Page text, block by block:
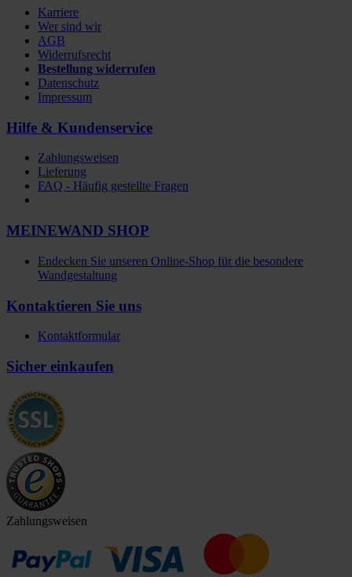
Karriere
Wer sind wir
AGB
Widerrufsrecht
Bestellung widerrufen
Datenschutz
Impressum
Hilfe & Kundenservice
Zahlungsweisen
Lieferung
FAQ - Häufig gestellte Fragen
MEINEWAND SHOP
Endecken Sie unseren Online-Shop für die besondere
Wandgestaltung
Kontaktieren Sie uns
Kontaktformular
Sicher einkaufen
Zahlungsweisen